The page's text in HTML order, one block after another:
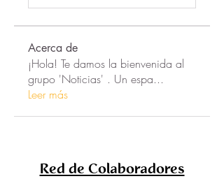
Acerca de
¡Hola! Te damos la bienvenida al
grupo 'Noticias' . Un espa...
Leer más
Red de Colaboradores